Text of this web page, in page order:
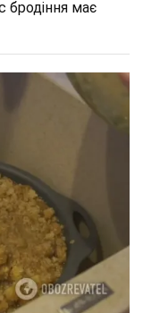
бродіння має